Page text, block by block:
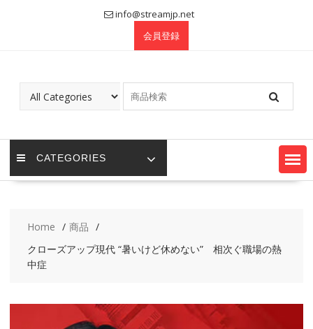
info@streamjp.net
会員登録
CATEGORIES
Home
商品
クローズアップ現代 “暑いけど休めない” 相次ぐ職場の熱
中症